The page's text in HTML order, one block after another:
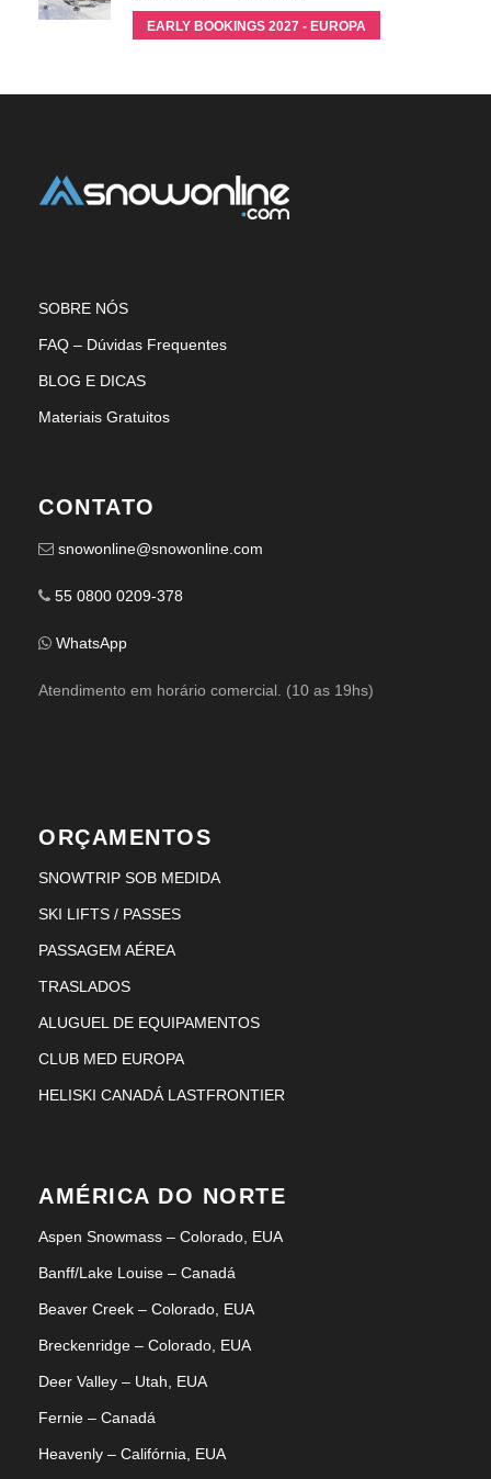
EARLY BOOKINGS 2027 - EUROPA
SOBRE NÓS
FAQ – Dúvidas Frequentes
BLOG E DICAS
Materiais Gratuitos
CONTATO
snowonline@snowonline.com
55 0800 0209-378
WhatsApp
Atendimento em horário comercial. (10 as 19hs)
ORÇAMENTOS
SNOWTRIP SOB MEDIDA
SKI LIFTS / PASSES
PASSAGEM AÉREA
TRASLADOS
ALUGUEL DE EQUIPAMENTOS
CLUB MED EUROPA
HELISKI CANADÁ LASTFRONTIER
AMÉRICA DO NORTE
Aspen Snowmass – Colorado, EUA
Banff/Lake Louise – Canadá
Beaver Creek – Colorado, EUA
Breckenridge – Colorado, EUA
Deer Valley – Utah, EUA
Fernie – Canadá
Heavenly – Califórnia, EUA